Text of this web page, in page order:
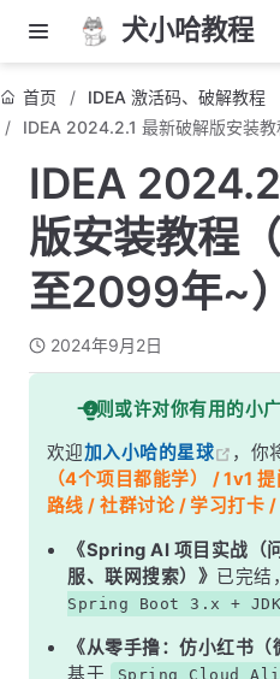
犬小哈教程
首页
IDEA 激活码、破解教程
IDEA 2024.2.1 最新破解版安装
IDEA
版安装教程
至2099年~）
2024年9月2日
一则或许对你有用的小
欢迎加入小哈的星球 ，你
（4个项目都能学） / 1v1
路线 / 社群讨论 / 学习打卡 /
《Spring AI 项目实战（
服、联网搜索）》 已完结
Spring Boot 3.x +
《从零手撸：仿小红书（
基于
Spring Cloud